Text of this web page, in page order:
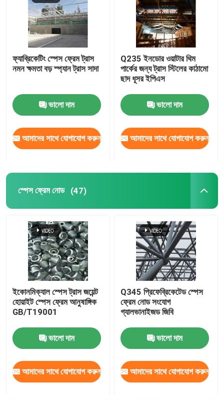
ফ্যাব্রিকেটিং স্পেস ফ্রেম ট্রাস
নমন ক্ষমতা বড় স্প্যান ট্রাস সাদা
ভালো দাম
আমাদের সাথে যোগাযোগ করুন
Q235 ইনডোর ওয়াটার থিম
পার্কের জন্য ট্রাস স্টিলের কাঠামো
ছাদ ধূসর ইপিএস
ভালো দাম
আমাদের সাথে যোগাযোগ করুন
স্পেস ফ্রেম নোড (47)
ইকোনমিক্যাল স্পেস ট্রাস জয়েন্ট
হোয়াইট স্পেস ফ্রেম আনুষাঙ্গিক
GB/T19001
ভালো দাম
আমাদের সাথে যোগাযোগ করুন
Q345 প্রিফেব্রিকেটেড স্পেস
ফ্রেম নোড সংযোগ
গ্যালভানাইজড জিবি
ভালো দাম
আমাদের সাথে যোগাযোগ করুন